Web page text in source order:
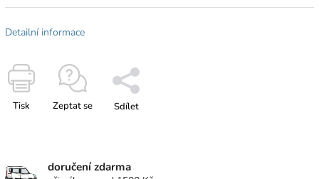
Detailní informace
Tisk Zeptat se Sdílet
doručení zdarma